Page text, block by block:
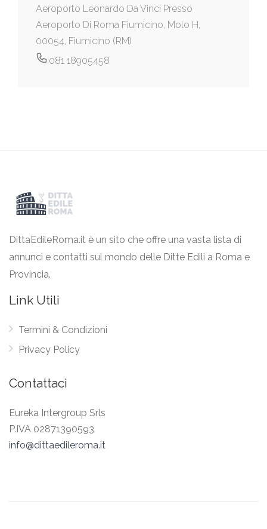
Aeroporto Leonardo Da Vinci Presso
Aeroporto Di Roma Fiumicino, Molo H,
00054, Fiumicino (RM)
081 18905458
DittaEdileRoma.it è un sito che offre una vasta lista di
annunci e contatti sul mondo delle Ditte Edili a Roma e
Provincia.
Link Utili
Termini & Condizioni
Privacy Policy
Contattaci
Eureka Intergroup Srls
P.IVA 02871390593
info@dittaedileroma.it